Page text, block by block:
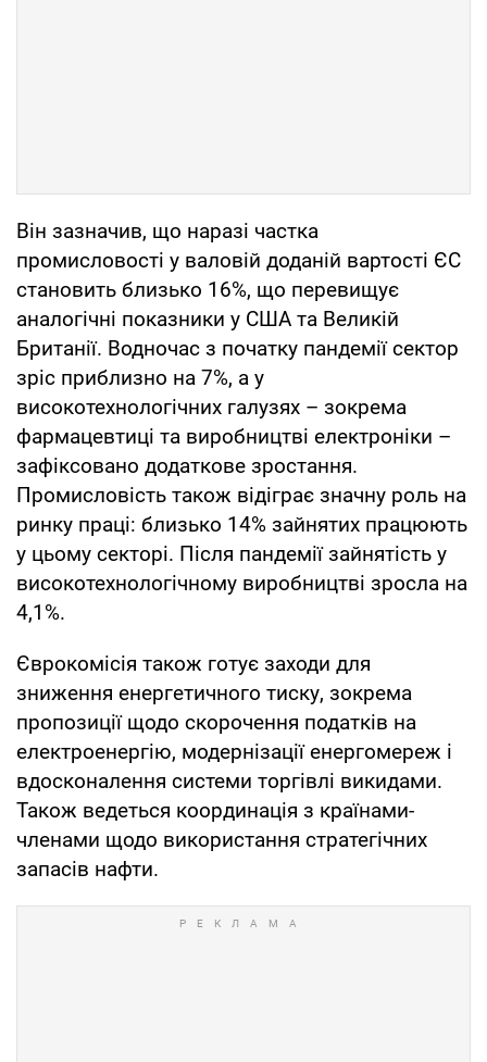
Він зазначив, що наразі частка
промисловості у валовій доданій вартості ЄС
становить близько 16%, що перевищує
аналогічні показники у США та Великій
Британії. Водночас з початку пандемії сектор
зріс приблизно на 7%, а у
високотехнологічних галузях – зокрема
фармацевтиці та виробництві електроніки –
зафіксовано додаткове зростання.
Промисловість також відіграє значну роль на
ринку праці: близько 14% зайнятих працюють
у цьому секторі. Після пандемії зайнятість у
високотехнологічному виробництві зросла на
4,1%.
Єврокомісія також готує заходи для
зниження енергетичного тиску, зокрема
пропозиції щодо скорочення податків на
електроенергію, модернізації енергомереж і
вдосконалення системи торгівлі викидами.
Також ведеться координація з країнами-
членами щодо використання стратегічних
запасів нафти.